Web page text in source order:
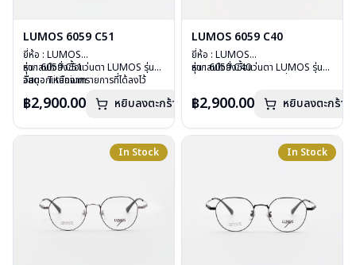
LUMOS 6059 C51
ยี่ห้อ : LUMOS
รุ่น : 6059 C51
วัสดุ : Titanium
บานพับ : ไม่มีสปริง
อุปกรณ์ : กล่องแว่น , ผ้าเช็ดแว่น
หากสนใจสั่งชื้อแว่นตา LUMOS รุ่น
อื่นนอกเหนือจากรายการที่ได้ลงไว้
฿2,900.00 หยิบลงตะกร้า
LUMOS 6059 C40
ยี่ห้อ : LUMOS
รุ่น : 6059 C40
บานพับ : ไม่มีสปริง
อุปกรณ์ : กล่องแว่น , ผ้าเช็ดแว่น
หากสนใจสั่งชื้อแว่นตา LUMOS รุ่น
฿2,900.00 หยิบลงตะกร้า
In Stock In Stock